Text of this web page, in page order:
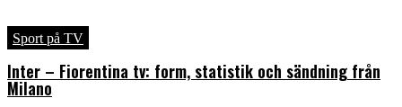
Sport på TV
Inter – Fiorentina tv: form, statistik och sändning från
Milano